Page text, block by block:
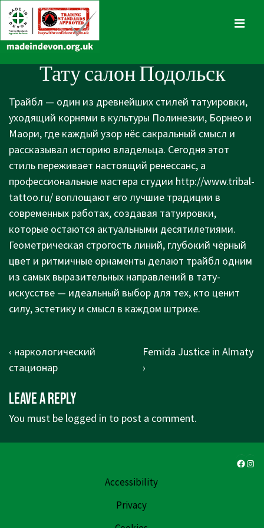
Skip
to
Main
NavigationТату салон Подольск
Трайбл — один из древнейших стилей татуировки,
уходящий корнями в культуры Полинезии, Борнео и
Маори, где каждый узор нёс сакральный смысл и
рассказывал историю владельца. Сегодня этот
стиль переживает настоящий ренессанс, а
профессиональные мастера студии http://www.tribal-
tattoo.ru/ воплощают его лучшие традиции в
современных работах, создавая татуировки,
которые остаются актуальными десятилетиями.
Геометрическая строгость линий, глубокий чёрный
цвет и ритмичные орнаменты делают трайбл одним
из самых выразительных направлений в тату-
искусстве — идеальный выбор для тех, кто ценит
силу, эстетику и смысл в каждом штрихе.
Post
navigation
Previous
Post
‹ наркологический
стационар
Next
Post
Femida Justice in Almaty
›
Leave a Reply
You must be logged in to post a comment.
Accessibility
Privacy